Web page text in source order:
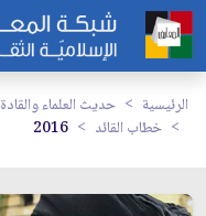
الرئيسية حديث العلماء والقادة
خطاب القائد
2016